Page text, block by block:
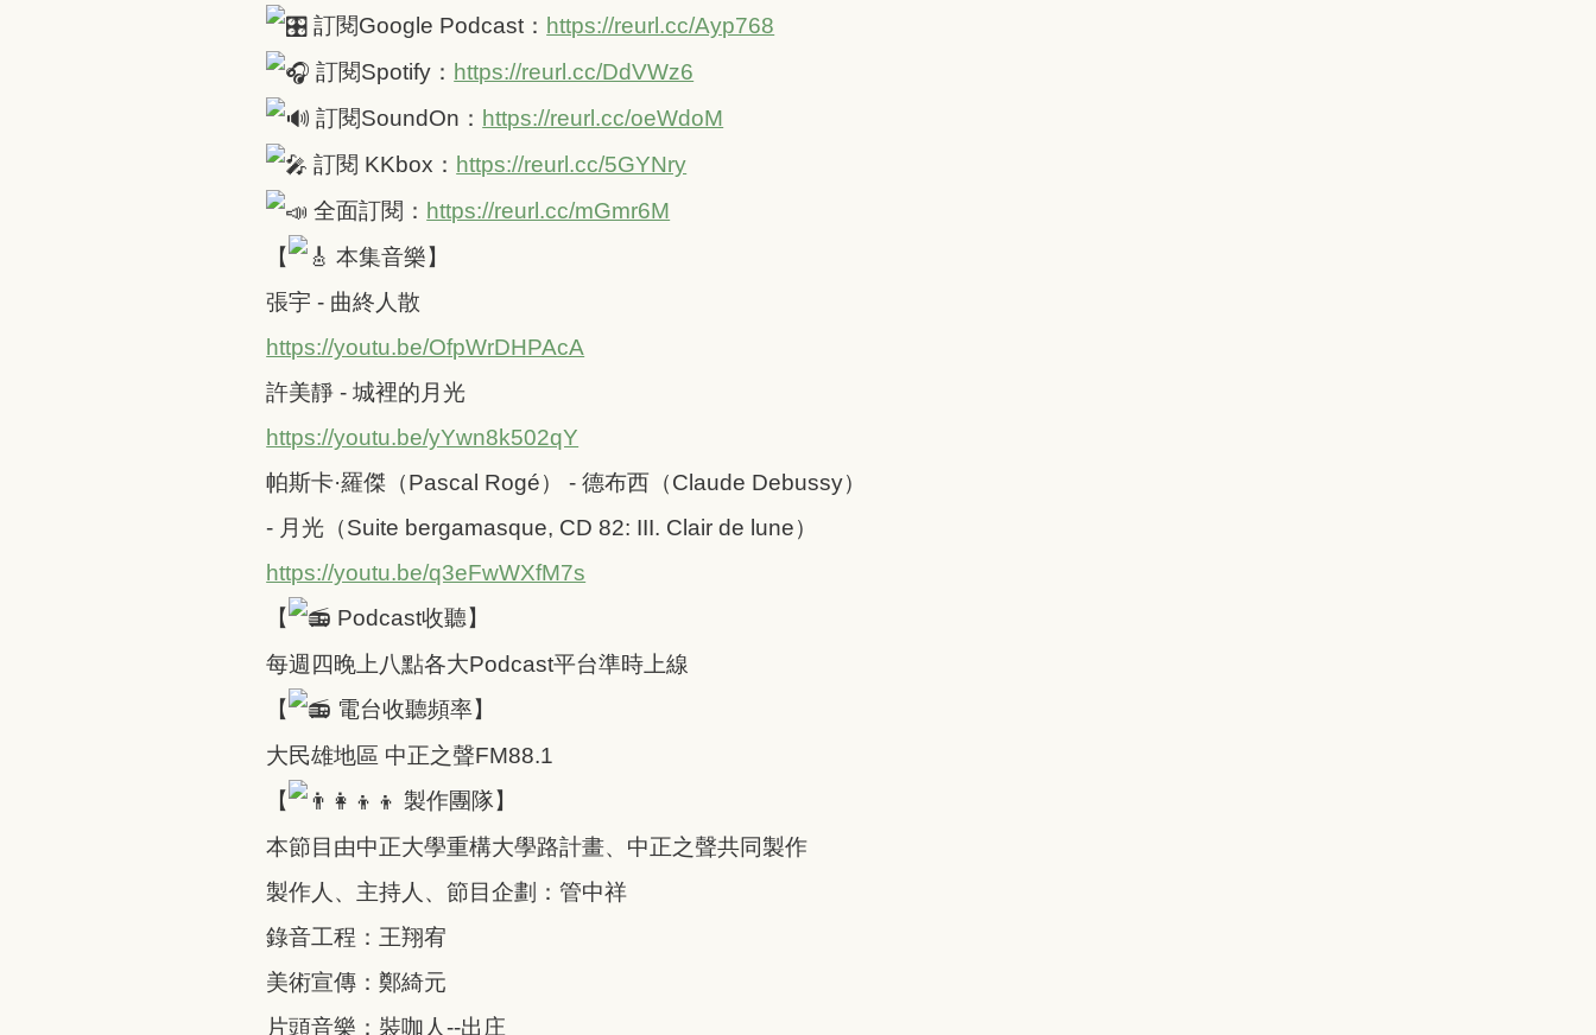
訂閱Google Podcast： https://reurl.cc/Ayp768
訂閱Spotify： https://reurl.cc/DdVWz6
訂閱SoundOn： https://reurl.cc/oeWdoM
訂閱 KKbox： https://reurl.cc/5GYNry
全面訂閱： https://reurl.cc/mGmr6M
【
本集音樂】
張宇 - 曲終人散
https://youtu.be/OfpWrDHPAcA
許美靜 - 城裡的月光
https://youtu.be/yYwn8k502qY
帕斯卡·羅傑（Pascal Rogé） - 德布西（Claude Debussy）
- 月光（Suite bergamasque, CD 82: III. Clair de lune）
https://youtu.be/q3eFwWXfM7s
【
Podcast收聽】
每週四晚上八點各大Podcast平台準時上線
【
電台收聽頻率】
大民雄地區 中正之聲FM88.1
【
製作團隊】
本節目由中正大學重構大學路計畫、中正之聲共同製作
製作人、主持人、節目企劃：管中祥
錄音工程：王翔宥
美術宣傳：鄭綺元
片頭音樂：裝咖人--出庄